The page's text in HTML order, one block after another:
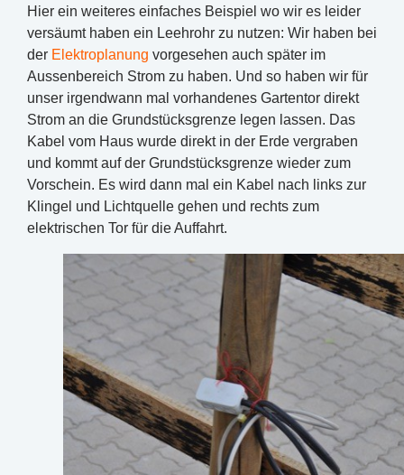
Hier ein weiteres einfaches Beispiel wo wir es leider
versäumt haben ein Leehrohr zu nutzen: Wir haben bei
der Elektroplanung vorgesehen auch später im
Aussenbereich Strom zu haben. Und so haben wir für
unser irgendwann mal vorhandenes Gartentor direkt
Strom an die Grundstücksgrenze legen lassen. Das
Kabel vom Haus wurde direkt in der Erde vergraben
und kommt auf der Grundstücksgrenze wieder zum
Vorschein. Es wird dann mal ein Kabel nach links zur
Klingel und Lichtquelle gehen und rechts zum
elektrischen Tor für die Auffahrt.